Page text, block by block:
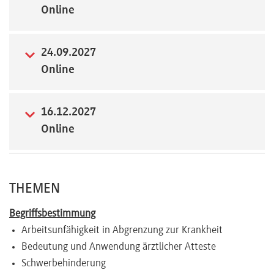
Online
24.09.2027
Online
16.12.2027
Online
THEMEN
Begriffsbestimmung
Arbeitsunfähigkeit in Abgrenzung zur Krankheit
Bedeutung und Anwendung ärztlicher Atteste
Schwerbehinderung